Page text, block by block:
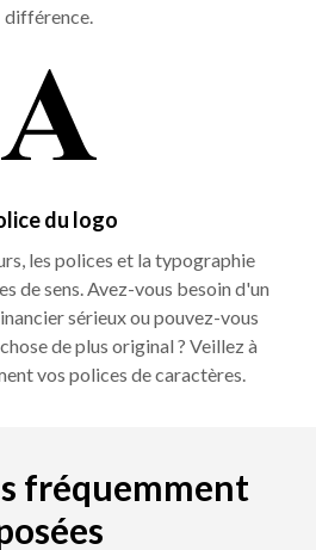
différence.
du logo
les polices et la typographie
de sens. Avez-vous besoin d'un
sérieux ou pouvez-vous
de plus original ? Veillez à
vos polices de caractères.
fréquemment